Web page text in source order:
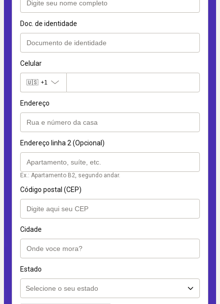
Doc. de identidade
Celular
🇺🇸 +1
Endereço
Endereço linha 2 (Opcional)
Ex.: Apartamento B2, segundo andar.
Código postal (CEP)
Cidade
Estado